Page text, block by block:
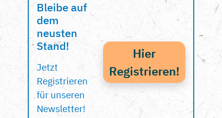
Bleibe auf
dem
neusten
Stand!
Jetzt
Registrieren
für unseren
Newsletter!
Hier
Registrieren!